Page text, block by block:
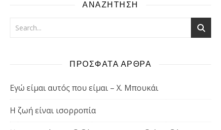
ΑΝΑΖΗΤΗΣΗ
ΠΡΟΣΦΑΤΑ ΑΡΘΡΑ
Εγώ είμαι αυτός που είμαι – Χ. Μπουκάι
Η ζωή είναι ισορροπία